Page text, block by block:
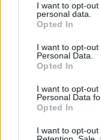
I want to opt-
personal data.
Opted In
I want to opt-
Personal Data.
Opted In
I want to opt-
Personal Data
Opted In
I want to opt-out
Resta
potrai anche
gratuita delle nostre
verranno